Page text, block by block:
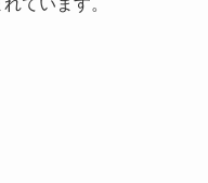
ています。